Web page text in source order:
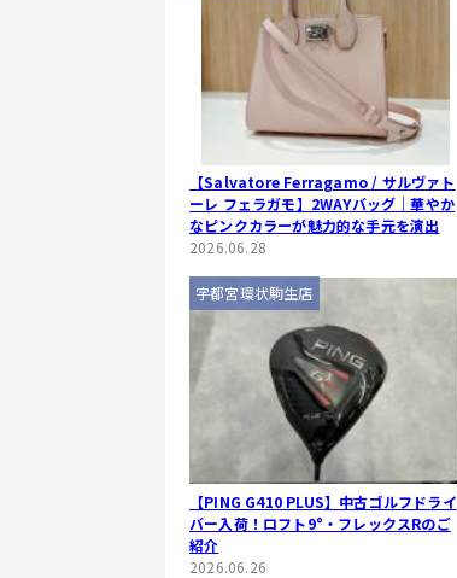
【Salvatore Ferragamo / サルヴァト
ーレ フェラガモ】2WAYバッグ｜華やか
なピンクカラーが魅力的な手元を演出
2026.06.28
宇都宮環状駒生店
【PING G410 PLUS】中古ゴルフドライ
バー入荷！ロフト9°・フレックスRのご
紹介
2026.06.26